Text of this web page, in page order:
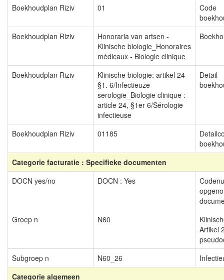
Boekhoudplan Riziv 01
Code
Boekhoudplan Riziv
Honoraria van artsen -
Klinische biologie_Honoraires
médicaux - Biologie clinique
Boekhoudplan Riziv
Klinische biologie: artikel 24
§1. 6/Infectieuze
serologie_Biologie clinique :
article 24, §1er 6/Sérologie
infectieuse
Detail
Boekhoudplan Riziv 01185
Categorie facturatie : Specifieke documenten
DOCN yes/no
DOCN : Yes
Groep n
N60
Artikel
Subgroep n
N60_26
Categorie algemeen